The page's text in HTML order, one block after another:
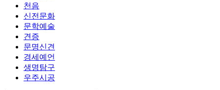
천음
신전문화
문학예술
견증
문명신견
경세예언
생명탐구
우주시공